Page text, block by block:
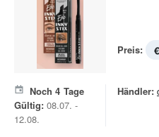
Preis:
Noch 4 Tage
Gültig: 08.07. -
12.08.
Händler: